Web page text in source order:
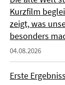
Kurzfilm
zeigt, was
besonders
04.08.2026
Erste